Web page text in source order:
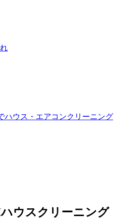
ハウスクリーニング